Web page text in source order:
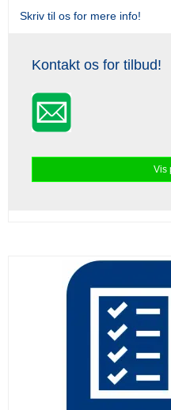
Skriv til os for mere info!
Kontakt os for tilbud!
Vis